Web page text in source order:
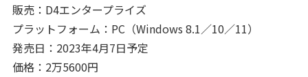
販売：D4エンタープライズ
プラットフォーム：PC（Windows 8.1／10／11）
発売日：2023年4月7日予定
価格：2万5600円